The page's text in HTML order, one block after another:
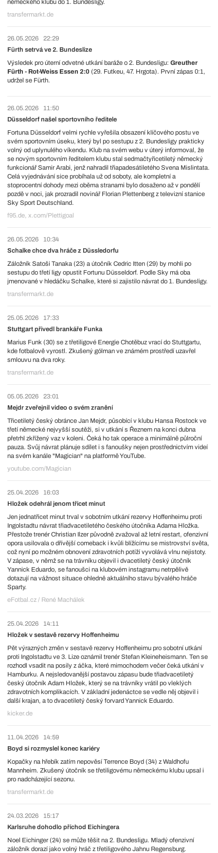
německého klubu do 1. Bundesligy.
transfermarkt.de
26.05.2026
22:29
Fürth setrvá ve 2. Bundeslize
Výsledek pro úterní odvetné utkání baráže o 2. Bundesligu: Greuther
Fürth - Rot-Weiss Essen 2:0 (29. Futkeu, 47. Hrgota). První zápas 0:1,
udržel se Fürth.
26.05.2026
11:50
Düsseldorf našel sportovního ředitele
Fortuna Düsseldorf velmi rychle vyřešila obsazení klíčového postu ve
svém sportovním úseku, který byl po sestupu z 2. Bundesligy prakticky
volný od uplynulého víkendu. Klub na svém webu v úterý informoval, že
se novým sportovním ředitelem klubu stal sedmačtyřicetiletý německý
funkcionář Samir Arabi, jenž nahradil třiapadesátiletého Svena Mislintata.
Celá vyjednávání sice probíhala už od soboty, ale kompletní a
stoprocentní dohody mezi oběma stranami bylo dosaženo až v pondělí
pozdě v noci, jak prozradil novinář Florian Plettenberg z televizní stanice
Sky Sport Deutschland.
f95.de, x.com/Plettigoal
26.05.2026
10:34
Schalke chce dva hráče z Düssledorfu
Záložník Satoši Tanaka (23) a útočník Cedric Itten (29) by mohli po
sestupu do třetí ligy opustit Fortunu Düsseldorf. Podle Sky má oba
jmenované v hledáčku Schalke, které si zajistilo návrat do 1. Bundesligy.
transfermarkt.de
25.05.2026
17:33
Stuttgart přivedl brankáře Funka
Marius Funk (30) se z třetiligové Energie Chotěbuz vrací do Stuttgartu,
kde fotbalově vyrostl. Zkušený gólman ve známém prostředí uzavřel
smlouvu na dva roky.
transfermarkt.de
05.05.2026
23:01
Mejdr zveřejnil video o svém zranění
Třicetiletý český obránce Jan Mejdr, působící v klubu Hansa Rostock ve
třetí německé nejvyšší soutěži, si v utkání s Řeznem na konci dubna
přetrhl zkřížený vaz v koleni. Čeká ho tak operace a minimálně půlroční
pauza. Svůj návrat plánuje sdílet i s fanoušky nejen prostřednictvím videí
na svém kanále "Magician" na platformě YouTube.
youtube.com/Magician
25.04.2026
16:03
Hložek odehrál jenom třicet minut
Jen jednatřicet minut trval v sobotním utkání rezervy Hoffenheimu proti
Ingolstadtu návrat třiadvacetiletého českého útočníka Adama Hložka.
Přestože trenér Christian Ilzer původně zvažoval až letní restart, ofenzivní
opora usilovala o dřívější comeback i kvůli blížícímu se mistrovství světa,
což nyní po možném obnovení zdravotních potíží vyvolává vlnu nejistoty.
V zápase, v němž se na trávníku objevil i dvacetiletý český útočník
Yannick Eduardo, se fanoušci na klubovém instagramu netrpělivě
dotazují na vážnost situace ohledně aktuálního stavu bývalého hráče
Sparty.
eFotbal.cz / René Machálek
25.04.2026
14:11
Hložek v sestavě rezervy Hoffenheimu
Pět výrazných změn v sestavě rezervy Hoffenheimu pro sobotní utkání
proti Ingolstadtu ve 3. Lize oznámil trenér Stefan Kleineheismann. Ten se
rozhodl vsadit na posily z áčka, které mimochodem večer čeká utkání v
Hamburku. A nejsledovanější postavou zápasu bude třiadvacetiletý
český útočník Adam Hložek, který se na trávníky vrátil po vleklých
zdravotních komplikacích. V základní jedenáctce se vedle něj objevil i
další krajan, a to dvacetiletý český forvard Yannick Eduardo.
kicker.de
11.04.2026
14:59
Boyd si rozmyslel konec kariéry
Kopačky na hřebík zatím nepověsí Terrence Boyd (34) z Waldhofu
Mannheim. Zkušený útočník se třetiligovému německému klubu upsal i
pro nadcházející sezonu.
transfermarkt.de
24.03.2026
15:17
Karlsruhe dohodlo příchod Eichingera
Noel Eichinger (24) se může těšit na 2. Bundesligu. Mladý ofenzivní
záložník dorazí jako volný hráč z třetiligového Jahnu Regensburg.